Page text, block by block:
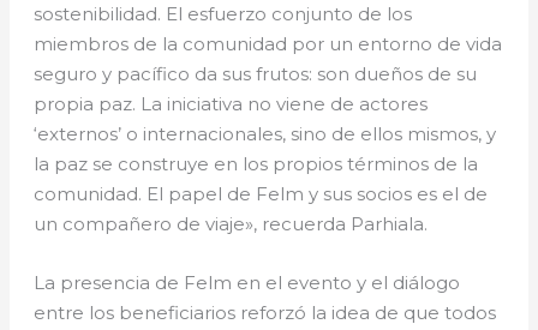
sostenibilidad. El esfuerzo conjunto de los
miembros de la comunidad por un entorno de vida
seguro y pacífico da sus frutos: son dueños de su
propia paz. La iniciativa no viene de actores
‘externos’ o internacionales, sino de ellos mismos, y
la paz se construye en los propios términos de la
comunidad. El papel de Felm y sus socios es el de
un compañero de viaje», recuerda Parhiala.
La presencia de Felm en el evento y el diálogo
entre los beneficiarios reforzó la idea de que todos